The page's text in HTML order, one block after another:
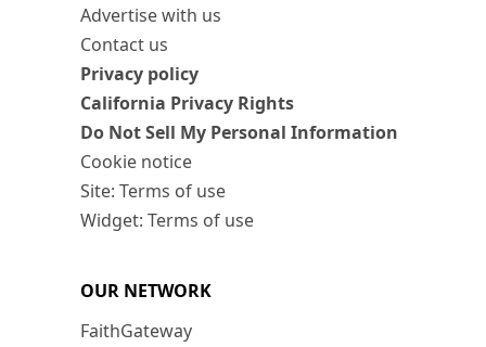
Advertise with us
Contact us
Privacy policy
California Privacy Rights
Do Not Sell My Personal Information
Cookie notice
Site: Terms of use
Widget: Terms of use
OUR NETWORK
FaithGateway